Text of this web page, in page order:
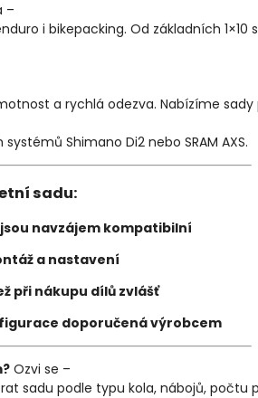
–
i bikepacking. Od základních 1×10
a rychlá odezva. Nabízíme sady
systémů Shimano Di2 nebo SRAM AXS.
sadu:
jsou navzájem kompatibilní
a nastavení
při nákupu dílů zvlášť
doporučenávýrobcem
Ozvi se –
sadu podle typu kola, nábojů, počtu